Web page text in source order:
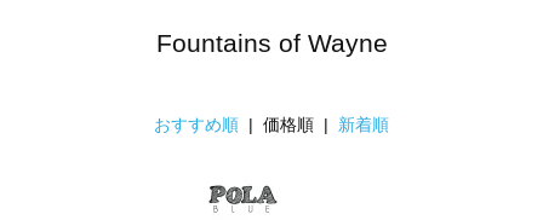
Fountains of Wayne
おすすめ順 | 価格順 | 新着順